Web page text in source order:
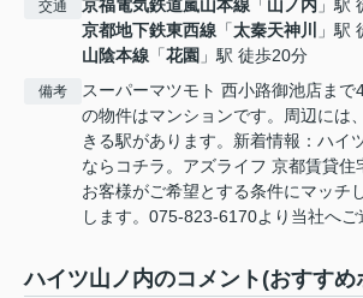
交通 京福電気鉄道嵐山本線 「山ノ内 」駅
京都地下鉄東西線 「太秦天神川
」駅
山陰本線 「花園 」駅 徒歩20分
備考
スーパーマツモト 西小路御池店まで
の物件はマンションです。周辺には
きる駅があります。新着情報：ハイ
ならコチラ。アズライフ 京都賃貸住
お客様がご希望とする条件にマッチ
します。075-823-6170より当社へご
ハイツ山ノ内のコメント(おすすめ